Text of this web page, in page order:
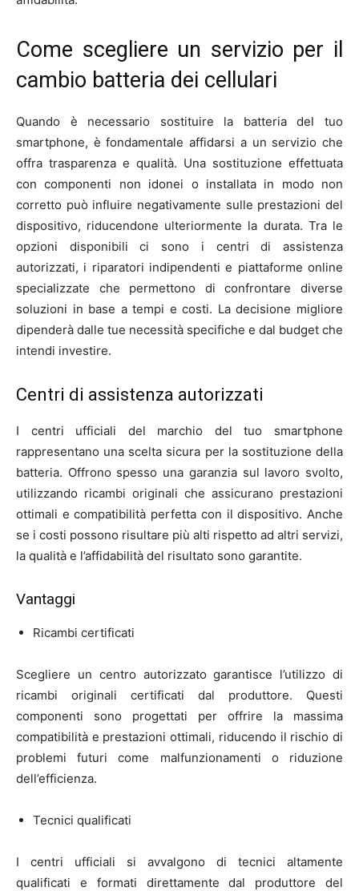
Come scegliere un servizio per il
cambio batteria dei cellulari
Quando è necessario sostituire la batteria del tuo
smartphone, è fondamentale affidarsi a un servizio che
offra trasparenza e qualità. Una sostituzione effettuata
con componenti non idonei o installata in modo non
corretto può influire negativamente sulle prestazioni del
dispositivo, riducendone ulteriormente la durata. Tra le
opzioni disponibili ci sono i centri di assistenza
autorizzati, i riparatori indipendenti e piattaforme online
specializzate che permettono di confrontare diverse
soluzioni in base a tempi e costi. La decisione migliore
dipenderà dalle tue necessità specifiche e dal budget che
intendi investire.
Centri di assistenza autorizzati
I centri ufficiali del marchio del tuo smartphone
rappresentano una scelta sicura per la sostituzione della
batteria. Offrono spesso una garanzia sul lavoro svolto,
utilizzando ricambi originali che assicurano prestazioni
ottimali e compatibilità perfetta con il dispositivo. Anche
se i costi possono risultare più alti rispetto ad altri servizi,
la qualità e l’affidabilità del risultato sono garantite.
Vantaggi
Ricambi certificati
Scegliere un centro autorizzato garantisce l’utilizzo di
ricambi originali certificati dal produttore. Questi
componenti sono progettati per offrire la massima
compatibilità e prestazioni ottimali, riducendo il rischio di
problemi futuri come malfunzionamenti o riduzione
dell’efficienza.
Tecnici qualificati
I centri ufficiali si avvalgono di tecnici altamente
qualificati e formati direttamente dal produttore del